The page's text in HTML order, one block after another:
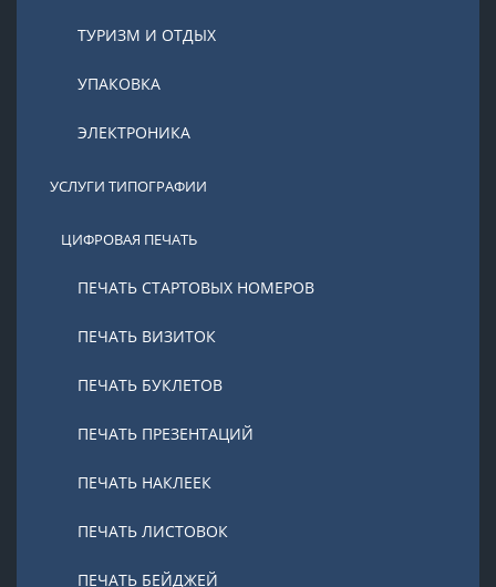
ТУРИЗМ И ОТДЫХ
УПАКОВКА
ЭЛЕКТРОНИКА
УСЛУГИ ТИПОГРАФИИ
ЦИФРОВАЯ ПЕЧАТЬ
ПЕЧАТЬ СТАРТОВЫХ НОМЕРОВ
ПЕЧАТЬ ВИЗИТОК
ПЕЧАТЬ БУКЛЕТОВ
ПЕЧАТЬ ПРЕЗЕНТАЦИЙ
ПЕЧАТЬ НАКЛЕЕК
ПЕЧАТЬ ЛИСТОВОК
ПЕЧАТЬ БЕЙДЖЕЙ